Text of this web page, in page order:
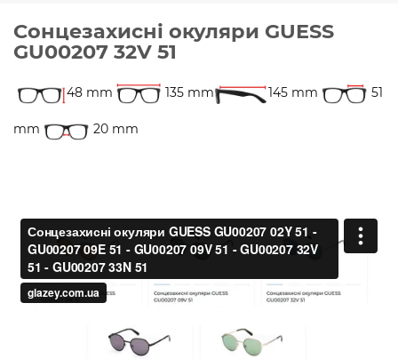
Сонцезахисні окуляри GUESS
GU00207 32V 51
48 mm 135 mm 145 mm 51
mm 20 mm